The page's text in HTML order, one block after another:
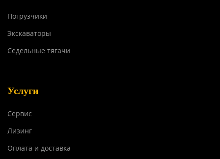
Погрузчики
Экскаваторы
Седельные тягачи
Услуги
Сервис
Лизинг
Оплата и доставка